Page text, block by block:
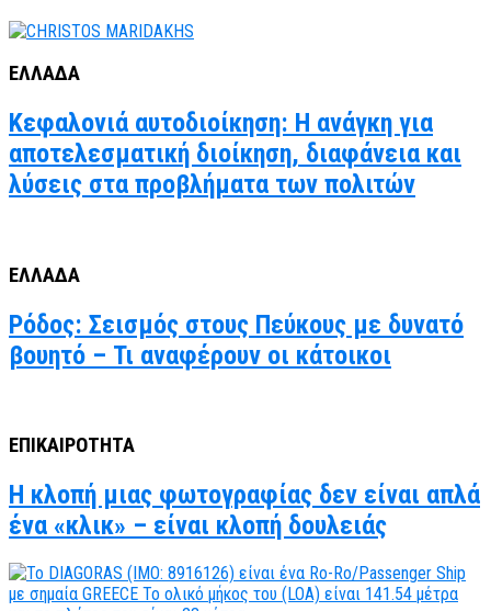
ΕΛΛΑΔΑ
Κεφαλονιά αυτοδιοίκηση: Η ανάγκη για
αποτελεσματική διοίκηση, διαφάνεια και
λύσεις στα προβλήματα των πολιτών
ΕΛΛΑΔΑ
Ρόδος: Σεισμός στους Πεύκους με δυνατό
βουητό – Τι αναφέρουν οι κάτοικοι
ΕΠΙΚΑΙΡΟΤΗΤΑ
Η κλοπή μιας φωτογραφίας δεν είναι απλά
ένα «κλικ» – είναι κλοπή δουλειάς